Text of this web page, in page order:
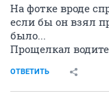
На фотке вроде
если бы он взял
было...
Прощелкал
ОТВЕТИТЬ